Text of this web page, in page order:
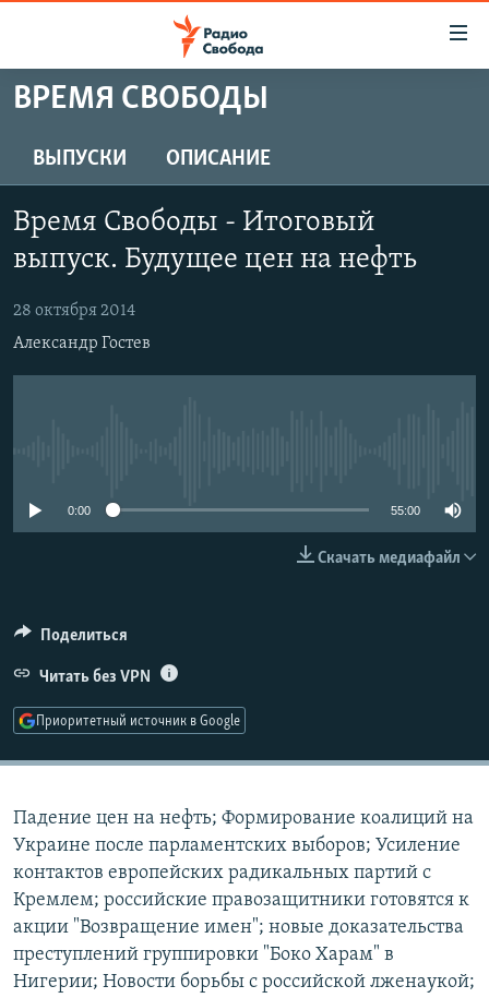
упрощенного
Вернуться
к
основному
содержанию
Вернутся
навигации
Вернутся
ПОДКАСТЫ
ЦИТАТЫ СВОБОДЫ
МНЕНИЯ
КУЛЬТУРА
IDEL.РЕАЛИИ
РАСПИСАНИЕ ВЕЩАНИЯ
ВРЕМЯ СВОБОДЫ
ВЫПУСКИ ОПИСАНИЕ
Время Свободы - Итоговый
выпуск. Будущее цен на нефть
28 октября 2014
Александр Гостев
0:00 55:00
Скачать медиафайл
Поделиться
Читать без VPN
Приоритетный источник в Google
Падение цен на нефть; Формирование коалиций на
Украине после парламентских выборов; Усиление
контактов европейских радикальных партий с
Кремлем; российские правозащитники готовятся к
акции "Возвращение имен"; новые доказательства
преступлений группировки "Боко Харам" в
Нигерии; Новости борьбы с российской лженаукой;